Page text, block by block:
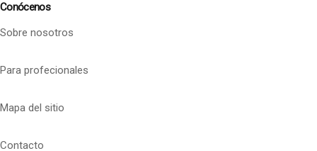
Conócenos
Sobre nosotros
Para profecionales
Mapa del sitio
Contacto